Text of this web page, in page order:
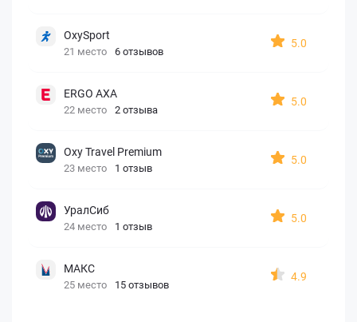
OxySport
21 место 6 отзывов
5.0
ERGO AXA
22 место 2 отзыва
5.0
Oxy Travel Premium
23 место 1 отзыв
5.0
УралСиб
24 место 1 отзыв
5.0
МАКС
25 место 15 отзывов
4.9